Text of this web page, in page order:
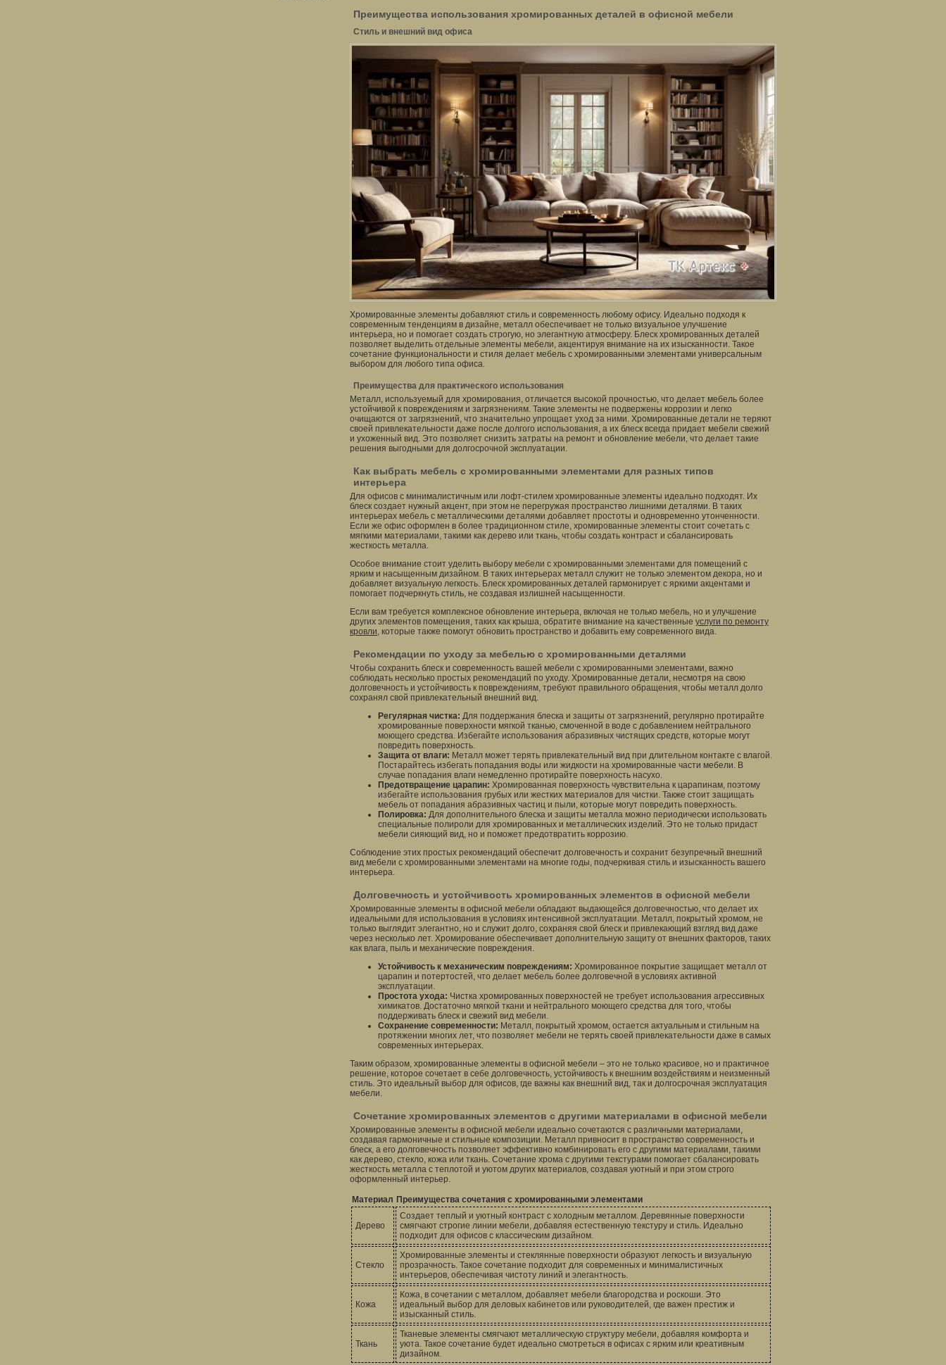
Преимущества использования хромированных деталей в офисной мебели
Стиль и внешний вид офиса
Хромированные элементы добавляют стиль и современность любому офису. Идеально подходя к
современным тенденциям в дизайне, металл обеспечивает не только визуальное улучшение
интерьера, но и помогает создать строгую, но элегантную атмосферу. Блеск хромированных деталей
позволяет выделить отдельные элементы мебели, акцентируя внимание на их изысканности. Такое
сочетание функциональности и стиля делает мебель с хромированными элементами универсальным
выбором для любого типа офиса.
Преимущества для практического использования
Металл, используемый для хромирования, отличается высокой прочностью, что делает мебель более
устойчивой к повреждениям и загрязнениям. Такие элементы не подвержены коррозии и легко
очищаются от загрязнений, что значительно упрощает уход за ними. Хромированные детали не теряют
своей привлекательности даже после долгого использования, а их блеск всегда придает мебели свежий
и ухоженный вид. Это позволяет снизить затраты на ремонт и обновление мебели, что делает такие
решения выгодными для долгосрочной эксплуатации.
Как выбрать мебель с хромированными элементами для разных типов
интерьера
Для офисов с минималистичным или лофт-стилем хромированные элементы идеально подходят. Их
блеск создает нужный акцент, при этом не перегружая пространство лишними деталями. В таких
интерьерах мебель с металлическими деталями добавляет простоты и одновременно утонченности.
Если же офис оформлен в более традиционном стиле, хромированные элементы стоит сочетать с
мягкими материалами, такими как дерево или ткань, чтобы создать контраст и сбалансировать
жесткость металла.
Особое внимание стоит уделить выбору мебели с хромированными элементами для помещений с
ярким и насыщенным дизайном. В таких интерьерах металл служит не только элементом декора, но и
добавляет визуальную легкость. Блеск хромированных деталей гармонирует с яркими акцентами и
помогает подчеркнуть стиль, не создавая излишней насыщенности.
Если вам требуется комплексное обновление интерьера, включая не только мебель, но и улучшение
других элементов помещения, таких как крыша, обратите внимание на качественные услуги по ремонту
кровли, которые также помогут обновить пространство и добавить ему современного вида.
Рекомендации по уходу за мебелью с хромированными деталями
Чтобы сохранить блеск и современность вашей мебели с хромированными элементами, важно
соблюдать несколько простых рекомендаций по уходу. Хромированные детали, несмотря на свою
долговечность и устойчивость к повреждениям, требуют правильного обращения, чтобы металл долго
сохранял свой привлекательный внешний вид.
Регулярная чистка: Для поддержания блеска и защиты от загрязнений, регулярно протирайте
хромированные поверхности мягкой тканью, смоченной в воде с добавлением нейтрального
моющего средства. Избегайте использования абразивных чистящих средств, которые могут
повредить поверхность.
Защита от влаги: Металл может терять привлекательный вид при длительном контакте с влагой.
Постарайтесь избегать попадания воды или жидкости на хромированные части мебели. В
случае попадания влаги немедленно протирайте поверхность насухо.
Предотвращение царапин: Хромированная поверхность чувствительна к царапинам, поэтому
избегайте использования грубых или жестких материалов для чистки. Также стоит защищать
мебель от попадания абразивных частиц и пыли, которые могут повредить поверхность.
Полировка: Для дополнительного блеска и защиты металла можно периодически использовать
специальные полироли для хромированных и металлических изделий. Это не только придаст
мебели сияющий вид, но и поможет предотвратить коррозию.
Соблюдение этих простых рекомендаций обеспечит долговечность и сохранит безупречный внешний
вид мебели с хромированными элементами на многие годы, подчеркивая стиль и изысканность вашего
интерьера.
Долговечность и устойчивость хромированных элементов в офисной мебели
Хромированные элементы в офисной мебели обладают выдающейся долговечностью, что делает их
идеальными для использования в условиях интенсивной эксплуатации. Металл, покрытый хромом, не
только выглядит элегантно, но и служит долго, сохраняя свой блеск и привлекающий взгляд вид даже
через несколько лет. Хромирование обеспечивает дополнительную защиту от внешних факторов, таких
как влага, пыль и механические повреждения.
Устойчивость к механическим повреждениям: Хромированное покрытие защищает металл от
царапин и потертостей, что делает мебель более долговечной в условиях активной
эксплуатации.
Простота ухода: Чистка хромированных поверхностей не требует использования агрессивных
химикатов. Достаточно мягкой ткани и нейтрального моющего средства для того, чтобы
поддерживать блеск и свежий вид мебели.
Сохранение современности: Металл, покрытый хромом, остается актуальным и стильным на
протяжении многих лет, что позволяет мебели не терять своей привлекательности даже в самых
современных интерьерах.
Таким образом, хромированные элементы в офисной мебели – это не только красивое, но и практичное
решение, которое сочетает в себе долговечность, устойчивость к внешним воздействиям и неизменный
стиль. Это идеальный выбор для офисов, где важны как внешний вид, так и долгосрочная эксплуатация
мебели.
Сочетание хромированных элементов с другими материалами в офисной мебели
Хромированные элементы в офисной мебели идеально сочетаются с различными материалами,
создавая гармоничные и стильные композиции. Металл привносит в пространство современность и
блеск, а его долговечность позволяет эффективно комбинировать его с другими материалами, такими
как дерево, стекло, кожа или ткань. Сочетание хрома с другими текстурами помогает сбалансировать
жесткость металла с теплотой и уютом других материалов, создавая уютный и при этом строго
оформленный интерьер.
Материал Преимущества сочетания с хромированными элементами
Дерево
Создает теплый и уютный контраст с холодным металлом. Деревянные поверхности
смягчают строгие линии мебели, добавляя естественную текстуру и стиль. Идеально
подходит для офисов с классическим дизайном.
Стекло
Хромированные элементы и стеклянные поверхности образуют легкость и визуальную
прозрачность. Такое сочетание подходит для современных и минималистичных
интерьеров, обеспечивая чистоту линий и элегантность.
Кожа
Кожа, в сочетании с металлом, добавляет мебели благородства и роскоши. Это
идеальный выбор для деловых кабинетов или руководителей, где важен престиж и
изысканный стиль.
Ткань
Тканевые элементы смягчают металлическую структуру мебели, добавляя комфорта и
уюта. Такое сочетание будет идеально смотреться в офисах с ярким или креативным
дизайном.